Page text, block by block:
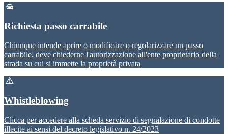
Richiesta passo carrabile
Chiunque intende aprire o modificare o regolarizzare un passo
carrabile, deve chiederne l'autorizzazione all'ente proprietario della
strada su cui si immette la proprietà privata
Whistleblowing
Clicca per accedere alla scheda servizio di segnalazione di condotte
illecite ai sensi del decreto legislativo n. 24/2023